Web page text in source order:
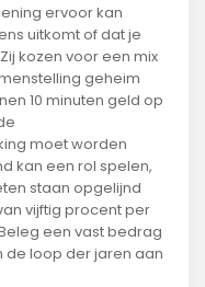
ervoor kan
uitkomt of dat je
kozen voor een mix
geheim
10 minuten geld op
moet worden
kan een rol spelen,
staan opgelijnd
vijftig procent per
een vast bedrag
de loop der jaren aan